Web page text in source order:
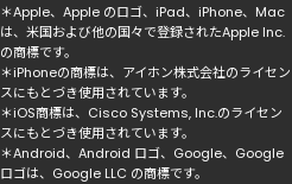
＊Apple、Apple のロゴ、iPad、iPhone、Mac
は、米国および他の国々で登録されたApple Inc.
の商標です。
＊iPhoneの商標は、アイホン株式会社のライセン
スにもとづき使用されています。
＊iOS商標は、Cisco Systems, Inc.のライセン
スにもとづき使用されています。
＊Android、Android ロゴ、Google、Google
ロゴは、Google LLC の商標です。